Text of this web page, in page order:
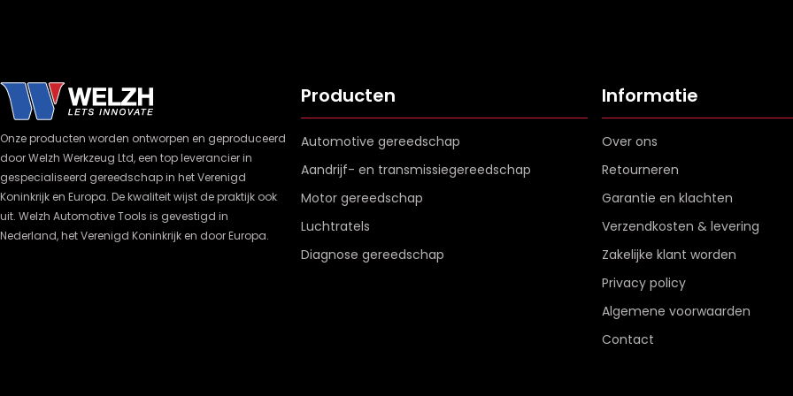
Onze producten worden ontworpen en geproduceerd
door Welzh Werkzeug Ltd, een top leverancier in
gespecialiseerd gereedschap in het Verenigd
Koninkrijk en Europa. De kwaliteit wijst de praktijk ook
uit. Welzh Automotive Tools is gevestigd in
Nederland, het Verenigd Koninkrijk en door Europa.
Producten
Automotive gereedschap
Aandrijf- en transmissiegereedschap
Motor gereedschap
Luchtratels
Diagnose gereedschap
Informatie
Over ons
Retourneren
Garantie en klachten
Verzendkosten & levering
Zakelijke klant worden
Privacy policy
Algemene voorwaarden
Contact